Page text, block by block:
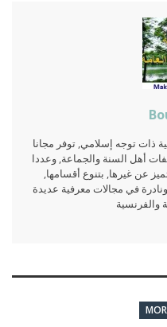
ذات توجه إسلامي, توفر مجانا
أهل السنة والجماعة, وعددا
عن غيرها, بتنوع أقسامها,
في مجالات معرفية عديدة
والفرنسية